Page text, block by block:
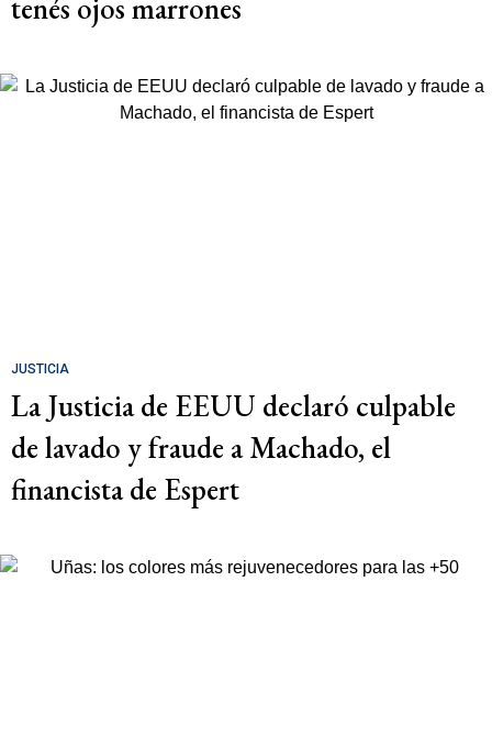
tenés ojos marrones
JUSTICIA
La Justicia de EEUU declaró culpable
de lavado y fraude a Machado, el
financista de Espert